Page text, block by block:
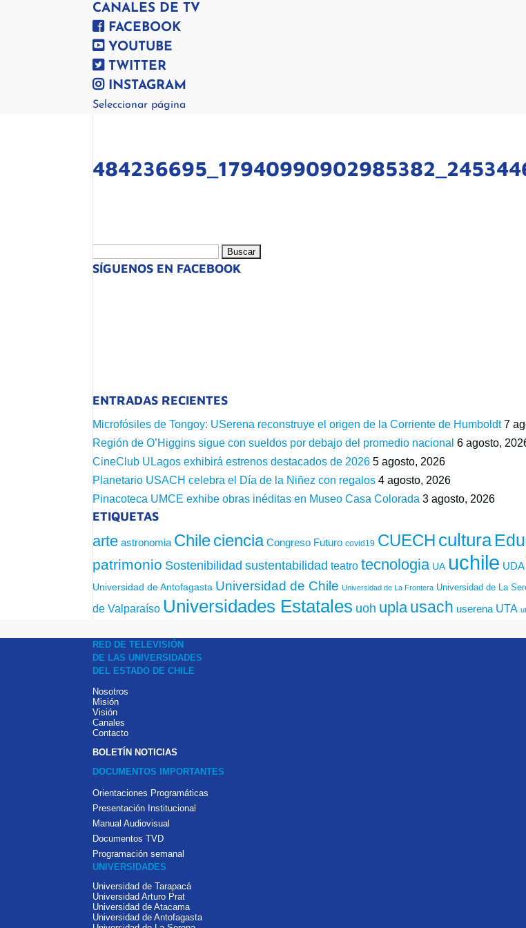
CANALES DE TV
FACEBOOK
YOUTUBE
TWITTER
INSTAGRAM
Seleccionar página
SÍGUENOS EN FACEBOOK
ENTRADAS RECIENTES
Microfósiles de Tongoy: USerena reconstruye el origen de la Corriente de Humboldt 7
Región de O’Higgins sigue con sueldos por debajo del promedio nacional 6 agosto,
CineClub ULagos exhibirá estrenos destacados de 2026 5 agosto, 2026
Planetario USACH celebra el Día de la Niñez con regalos 4 agosto, 2026
Pinacoteca UMCE exhibe obras inéditas en Museo Casa Colorada 3 agosto, 2026
ETIQUETAS
arte astronomia Chileciencia Congreso Futuro covid19 CUECH cultura
patrimonio Sostenibilidad sustentabilidad teatro tecnologia UA uchile UDA
Universidad de Antofagasta Universidad de Chile Universidad de La Frontera Universidad de La
de Valparaíso Universidades Estatales uoh uplausach userena UTA
RED DE TELEVISIÓN
DE LAS UNIVERSIDADES
DEL ESTADO DE CHILE
Nosotros
Misión
Visión
Canales
Contacto
BOLETÍN NOTICIAS
DOCUMENTOS IMPORTANTES
Orientaciones Programáticas
Presentación Institucional
Manual Audiovisual
Documentos TVD
Programación semanal
UNIVERSIDADES
Universidad de Tarapacá
Universidad Arturo Prat
Universidad de Atacama
Universidad de Antofagasta